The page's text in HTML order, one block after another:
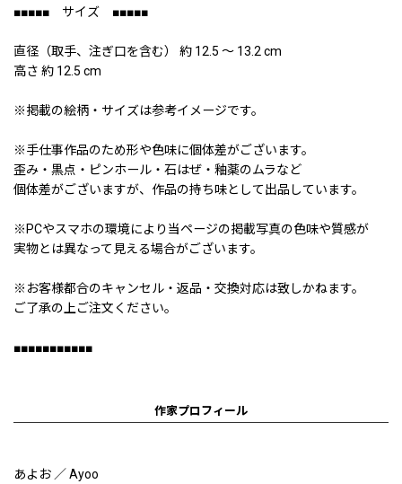
■■■■■ サイズ ■■■■■
直径（取手、注ぎ口を含む） 約 12.5 〜 13.2 cm
高さ 約 12.5 cm
※掲載の絵柄・サイズは参考イメージです。
※手仕事作品のため形や色味に個体差がございます。
歪み・黒点・ピンホール・石はぜ・釉薬のムラなど
個体差がございますが、作品の持ち味として出品しています。
※PCやスマホの環境により当ページの掲載写真の色味や質感が
実物とは異なって見える場合がございます。
※お客様都合のキャンセル・返品・交換対応は致しかねます。
ご了承の上ご注文ください。
■■■■■■■■■■■
作家プロフィール
あよお ／ Ayoo